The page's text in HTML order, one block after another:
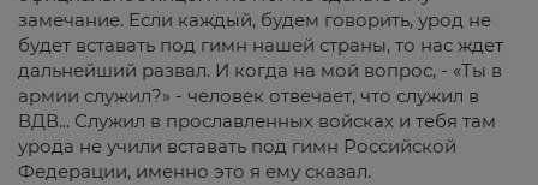
замечание. Если каждый, будем говорить, урод не
будет вставать под гимн нашей страны, то нас ждет
дальнейший развал. И когда на мой вопрос, - «Ты в
армии служил?» - человек отвечает, что служил в
ВДВ... Служил в прославленных войсках и тебя там
урода не учили вставать под гимн Российской
Федерации, именно это я ему сказал.